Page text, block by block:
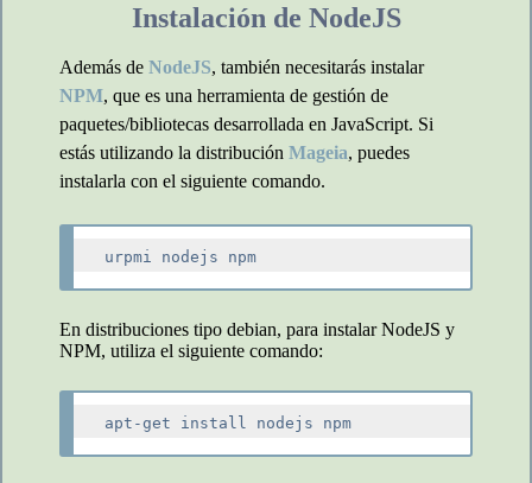
Instalación de NodeJS
Además de NodeJS, también necesitarás instalar
NPM, que es una herramienta de gestión de
paquetes/bibliotecas desarrollada en JavaScript. Si
estás utilizando la distribución Mageia, puedes
instalarla con el siguiente comando.
En distribuciones tipo debian, para instalar NodeJS y
NPM, utiliza el siguiente comando: